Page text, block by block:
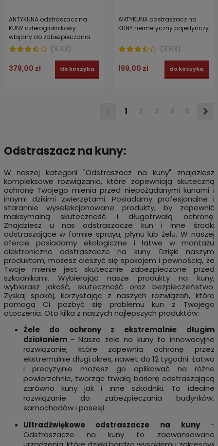
ANTYKUNA odstraszacz na
KUNY czterogłośnikowy
wbijany do zabezpieczania
ogrodu, parkingu
(3.33)
379,00 zł do koszyka
ANTYKUNA odstraszacz na
KUNY hermetyczny pojedynczy
(3.63)
199,00 zł do koszyka
1
Odstraszacz na kuny:
W naszej kategorii "Odstraszacz na kuny" znajdziesz
kompleksowe rozwiązania, które zapewniają skuteczną
ochronę Twojego mienia przed niepożądanymi kunami i
innymi dzikimi zwierzętami. Posiadamy profesjonalne i
starannie wyselekcjonowane produkty, by zapewnić
maksymalną skuteczność i długotrwałą ochronę.
Znajdziesz u nas odstraszacze kun i inne środki
odstraszające w formie sprayu, płynu lub żelu. W naszej
ofercie posiadamy ekologiczne i łatwe w montażu
elektroniczne odstraszacze na kuny. Dzięki naszym
produktom, możesz cieszyć się spokojem i pewnością, że
Twoje mienie jest skutecznie zabezpieczone przed
szkodnikami. Wybierając nasze produkty na kuny,
wybierasz jakość, skuteczność oraz bezpieczeństwo.
Zyskaj spokój, korzystając z naszych rozwiązań, które
pomogą Ci pozbyć się problemu kun z Twojego
otoczenia. Oto kilka z naszych najlepszych produktów:
Żele do ochrony z ekstremalnie długim
działaniem - Nasze żele na kuny to innowacyjne
rozwiązanie, które zapewnia ochronę przez
ekstremalnie długi okres, nawet do 12 tygodni. Łatwo
i precyzyjnie możesz go aplikować na różne
powierzchnie, tworząc trwałą barierę odstraszającą
zarówno kuny jak i inne szkodniki. To idealne
rozwiązanie do zabezpieczania budynków,
samochodów i posesji.
Ultradźwiękowe odstraszacze na kuny -
Odstraszacze na kuny to zaawansowane